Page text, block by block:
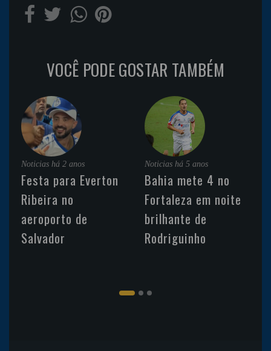
VOCÊ PODE GOSTAR TAMBÉM
Noticias há 2 anos
Festa para Everton
Ribeira no
aeroporto de
Salvador
Noticias há 5 anos
Bahia mete 4 no
Fortaleza em noite
brilhante de
Rodriguinho